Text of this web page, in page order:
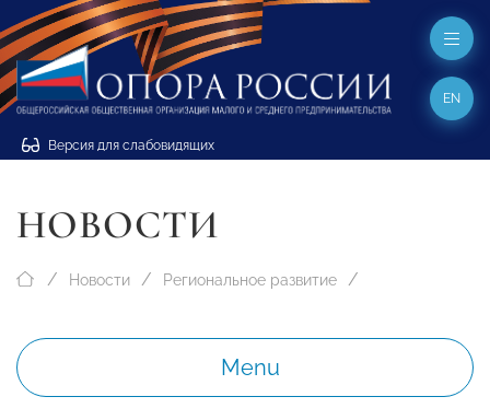
Версия для слабовидящих
EN
НОВОСТИ
Новости Региональное развитие
Menu